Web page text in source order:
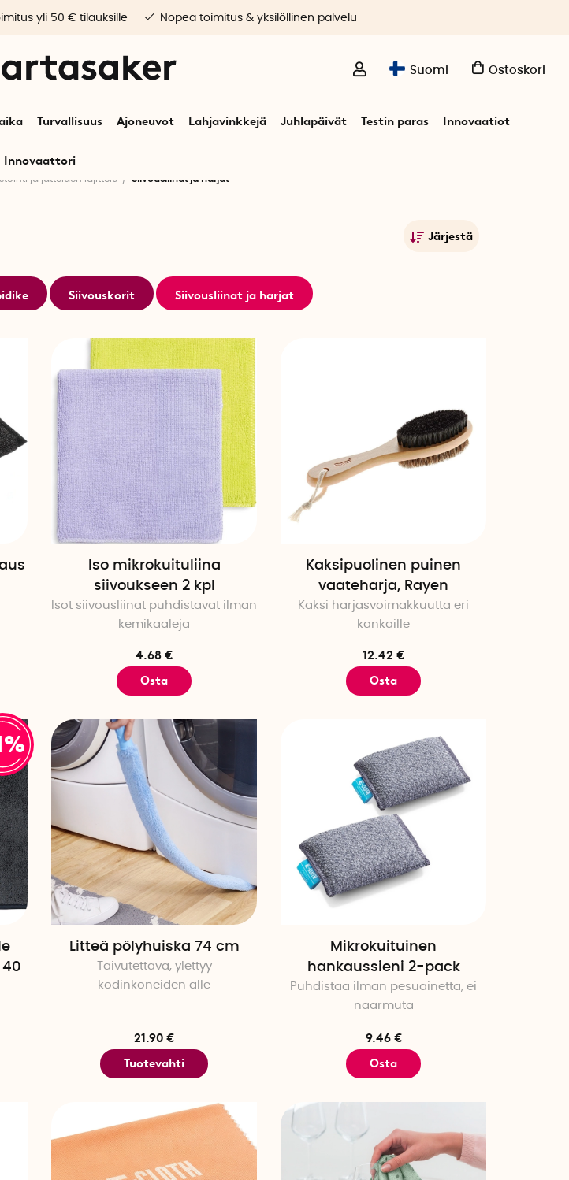
Suomi Ostoskori
Turvallisuus Ajoneuvot Lahjavinkkejä Juhlapäivät Testin paras Innovaatiot
Innovaattori
yli 50 € tilauksille Nopea toimitus & yksilöllinen palvelu
ja jätteiden lajittelu Siivousliinat ja harjat
Järjestä
Siivouskorit Siivousliinat ja harjat
Iso mikrokuituliina
siivoukseen 2 kpl
Isot siivousliinat puhdistavat ilman
kemikaaleja
4.68 €
Osta
Kaksipuolinen puinen
vaateharja, Rayen
Kaksi harjasvoimakkuutta eri
kankaille
12.42 €
Osta
40
Litteä pölyhuiska 74 cm
Taivutettava, ylettyy
kodinkoneiden alle
21.90 €
Tuotevahti
Mikrokuituinen
hankaussieni 2-pack
Puhdistaa ilman pesuainetta, ei
naarmuta
9.46 €
Osta